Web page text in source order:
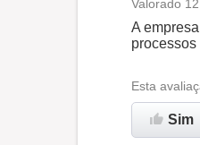
Não
empresa
Valorado
A
Esta
Sim